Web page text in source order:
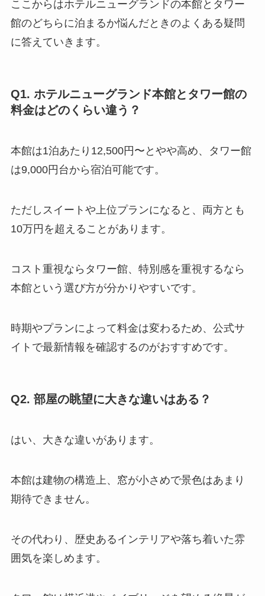
ここからはホテルニューグランドの本館とタワー
館のどちらに泊まるか悩んだときのよくある疑問
に答えていきます。
Q1. ホテルニューグランド本館とタワー館の
料金はどのくらい違う？
本館は1泊あたり12,500円〜とやや高め、タワー館
は9,000円台から宿泊可能です。
ただしスイートや上位プランになると、両方とも
10万円を超えることがあります。
コスト重視ならタワー館、特別感を重視するなら
本館という選び方が分かりやすいです。
時期やプランによって料金は変わるため、公式サ
イトで最新情報を確認するのがおすすめです。
Q2. 部屋の眺望に大きな違いはある？
はい、大きな違いがあります。
本館は建物の構造上、窓が小さめで景色はあまり
期待できません。
その代わり、歴史あるインテリアや落ち着いた雰
囲気を楽しめます。